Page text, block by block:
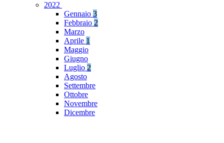
2022
Gennaio 3
Febbraio 2
Marzo
Aprile 1
Maggio
Giugno
Luglio 2
Agosto
Settembre
Ottobre
Novembre
Dicembre